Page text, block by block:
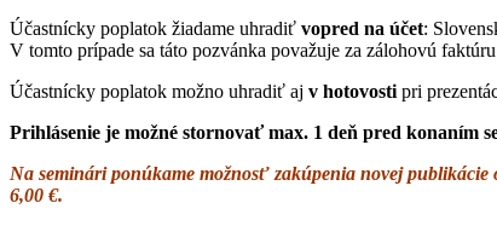
Účastnícky poplatok žiadame uhradiť vopred na účet:
V tomto prípade sa táto pozvánka považuje za zálohovú
Účastnícky poplatok možno uhradiť aj v hotovosti pri
Prihlásenie je možné stornovať max. 1 deň pred konaním
Na seminári ponúkame možnosť zakúpenia novej publikácie
6,00 €.